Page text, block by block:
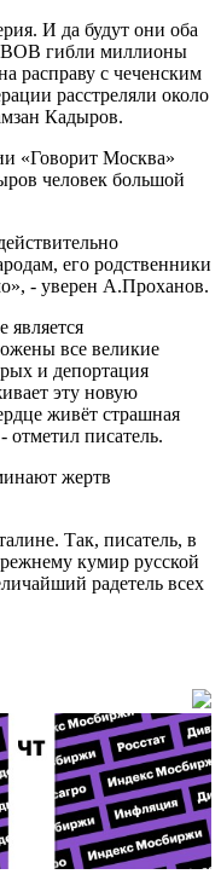
И да будут они оба
ВОВ гибли миллионы
расправу с чеченским
расстреляли около
Кадыров.
«Говорит Москва»
человек большой
его родственники
- уверен А.Проханов.
является
все великие
и депортация
эту новую
живёт страшная
писатель.
жертв
Так, писатель, в
кумир русской
радетель всех